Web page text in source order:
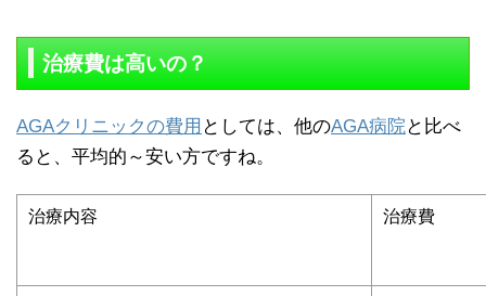
治療費は高いの？
AGAクリニックの費用 としては、他のAGA病院 と比べ
ると、平均的～安い方ですね。
治療内容 治療費